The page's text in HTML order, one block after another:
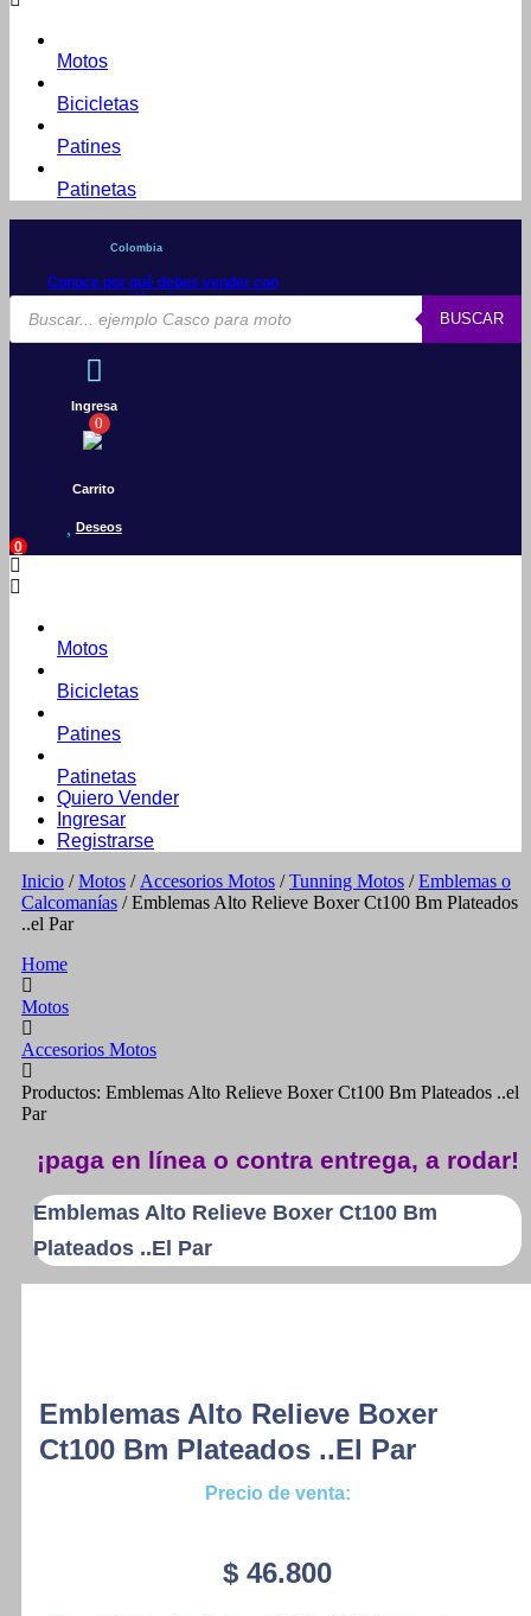
Motos
Bicicletas
Patines
Patinetas
Colombia
Conoce por qué debes vender con
Mercleta
Búsqueda
productos
BUSCAR
Ingresa
0
Carrito
Deseos
0
Motos
Bicicletas
Patines
Patinetas
Quiero Vender
Ingresar
Registrarse
Inicio /Motos / Accesorios Motos /Tunning Motos /Emblemas o
Calcomanías / Emblemas Alto Relieve Boxer Ct100 Bm Plateados
..el Par
Home
Motos
Accesorios Motos
Productos: Emblemas Alto Relieve Boxer Ct100 Bm Plateados ..el
Par
¡paga en línea o contra entrega, a rodar!
Emblemas Alto Relieve Boxer Ct100 Bm
Plateados ..el Par
Emblemas Alto Relieve Boxer
Ct100 Bm Plateados ..el Par
Precio de venta:
$ 46.800